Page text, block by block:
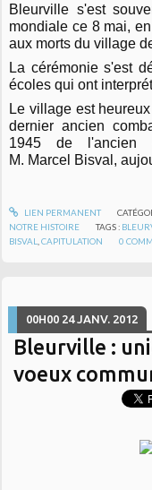
Bleurville s'est
mondiale ce 8 mai,
aux morts du village
La cérémonie s'est
écoles qui ont
Le village est
dernier ancien
1945 de l'ancien
M. Marcel Bisval,
LIEN PERMANENT
NOTRE HISTOIRE
TAGS :
BISVAL ,CAPITULATION 0
00H00 24 JANV. 2012
Bleurville :
voeux